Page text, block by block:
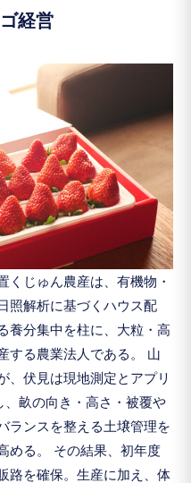
経営
くじゅん農産は、有機物・
照解析に基づくハウス配
養分集中を柱に、大粒・高
する農業法人である。 山
、伏見は現地測定とアプリ
、畝の向き・高さ・被覆や
ランスを整える土壌管理を
める。 その結果、初年度
路を確保。生産に加え、体